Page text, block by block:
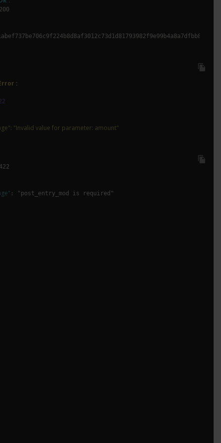
file_copy
:
: "Invalid value for parameter: amount"
file_copy
: "post_entry_mod is required"